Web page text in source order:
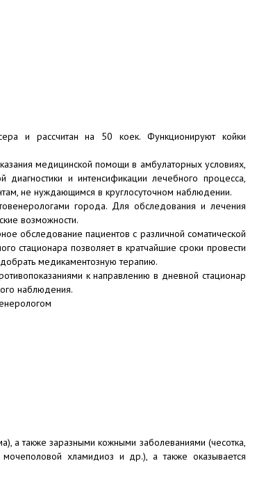
и рассчитан на 50 коек. Функционируют койки
медицинской помощи в амбулаторных условиях,
и интенсификации лечебного процесса,
не нуждающимся в круглосуточном наблюдении.
города. Для обследования и лечения
возможности.
обследование пациентов с различной соматической
стационара позволяет в кратчайшие сроки провести
медикаментозную терапию.
к направлению в дневной стационар
наблюдения.
а также заразными кожными заболеваниями (чесотка,
хламидиоз и др.), а также оказывается